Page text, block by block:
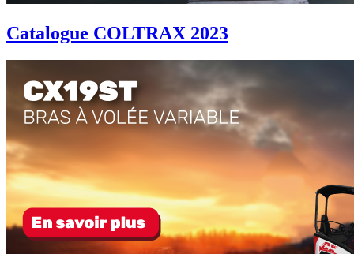
Catalogue COLTRAX 2023